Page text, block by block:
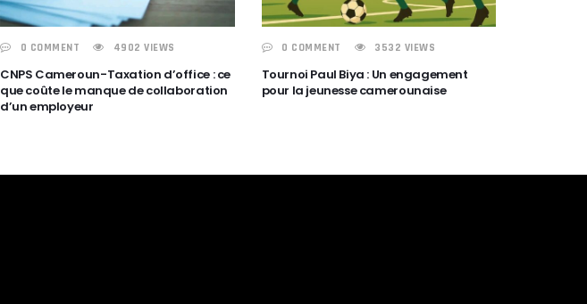
0 COMMENT 4902 VIEWS
CNPS Cameroun-Taxation d’office : ce
que coûte le manque de collaboration
d’un employeur
0 COMMENT 3532 VIEWS
Tournoi Paul Biya : Un engagement
pour la jeunesse camerounaise